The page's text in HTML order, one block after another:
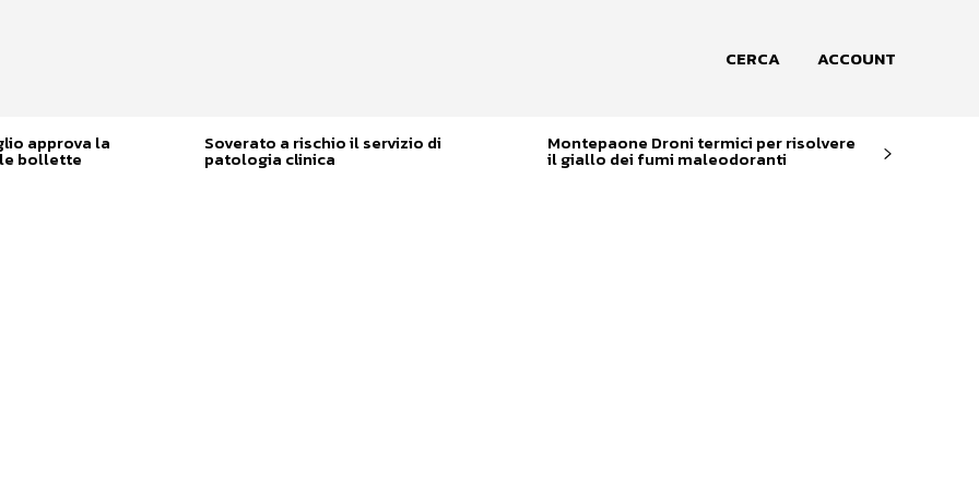
CERCA ACCOUNT
approva la
bollette
Soverato a rischio il servizio di
patologia clinica
Montepaone Droni termici per risolvere
il giallo dei fumi maleodoranti